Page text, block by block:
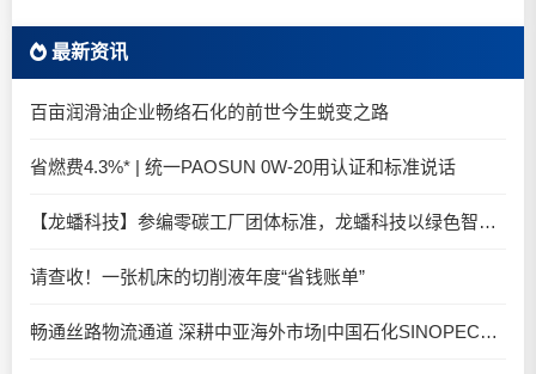
最新资讯
百亩润滑油企业畅络石化的前世今生蜕变之路
省燃费4.3%* | 统一PAOSUN 0W-20用认证和标准说话
【龙蟠科技】参编零碳工厂团体标准，龙蟠科技以绿色智造锚定零碳未来
请查收！一张机床的切削液年度“省钱账单”
畅通丝路物流通道 深耕中亚海外市场|中国石化SINOPEC润滑油北京-阿拉木图图定班列顺利抵达